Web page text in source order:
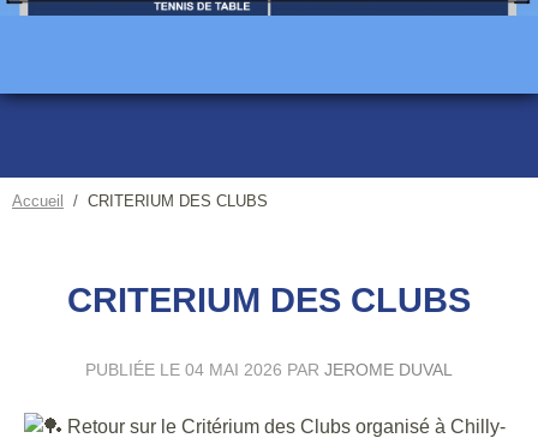
Accueil CRITERIUM DES CLUBS
CRITERIUM DES CLUBS
PUBLIÉE LE 04 MAI 2026 PAR JEROME DUVAL
Retour sur le Critérium des Clubs organisé à Chilly-